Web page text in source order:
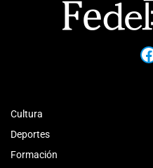
Cultura
Deportes
Formación